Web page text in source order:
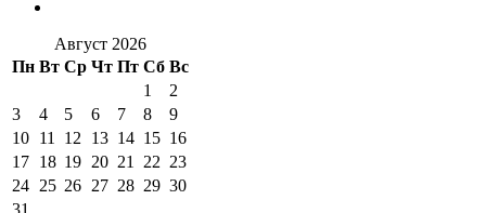
Август 2026
Пн Вт Ср Чт Пт Сб Вс
1
2
3
4 5 6 7 8
9
10 11 12 13 14 15 16
17 18 19 20 21 22 23
24 25 26 27 28 29 30
31